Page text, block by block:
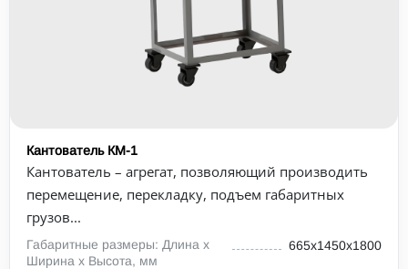
Кантователь КМ-1
Кантователь – агрегат, позволяющий производить
перемещение, перекладку, подъем габаритных
грузов...
Габаритные размеры: Длина х
Ширина х Высота, мм
665х1450х1800